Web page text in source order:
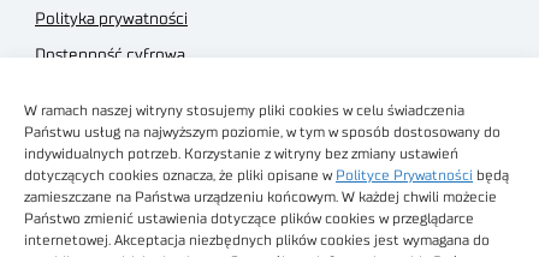
W ramach naszej witryny stosujemy pliki cookies w celu świadczenia
Państwu usług na najwyższym poziomie, w tym w sposób dostosowany do
indywidualnych potrzeb. Korzystanie z witryny bez zmiany ustawień
dotyczących cookies oznacza, że pliki opisane w Polityce Prywatności będą
zamieszczane na Państwa urządzeniu końcowym. W każdej chwili możecie
Państwo zmienić ustawienia dotyczące plików cookies w przeglądarce
internetowej. Akceptacja niezbędnych plików cookies jest wymagana do
Polityka prywatności
Dostępność cyfrowa
Regulamin sklepu